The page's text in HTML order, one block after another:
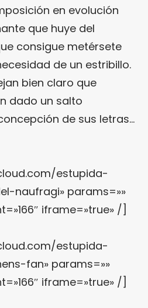
en evolución
que huye del
consigue metérsete
de un estribillo.
bien claro que
dado un salto
de sus letras…
estupida-
naufragi» params=»»
iframe=»true» /]
estupida-
fan» params=»»
iframe=»true» /]